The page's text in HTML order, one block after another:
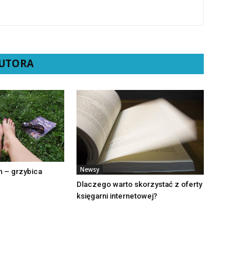
– grzybica
Newsy
Dlaczego warto skorzystać z oferty
księgarni internetowej?